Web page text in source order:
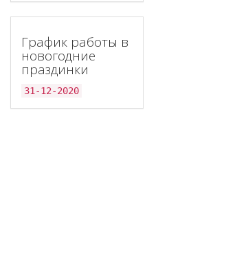
График работы в
новогодние
праздинки
31-12-2020